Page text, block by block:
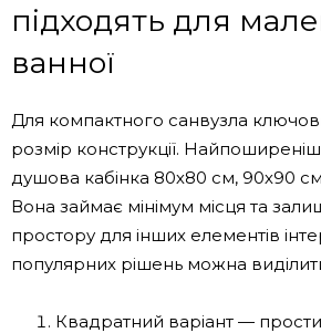
підходять для
ванної
Для компактного санвузла
розмір конструкції.
душова кабінка 80х80 см, 90х90
Вона займає мінімум місця та
простору для інших елементів
популярних рішень можна
Квадратний варіант —